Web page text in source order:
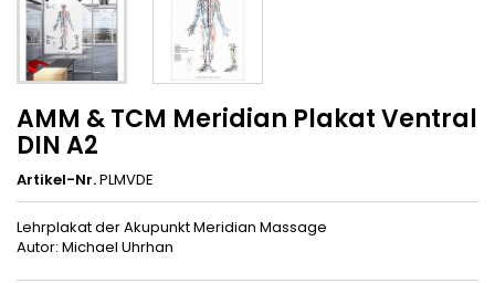
AMM & TCM Meridian Plakat Ventral
DIN A2
Artikel-Nr.PLMVDE
Lehrplakat der Akupunkt Meridian Massage
Autor: Michael Uhrhan